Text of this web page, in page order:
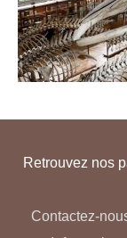
Retrouvez nos
Contactez-